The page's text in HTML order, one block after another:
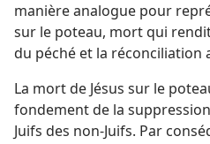
manière analogue pour
sur le poteau, mort qui
du péché et la réconciliation
La mort de Jésus sur le
fondement de la
Juifs des non-Juifs. Par